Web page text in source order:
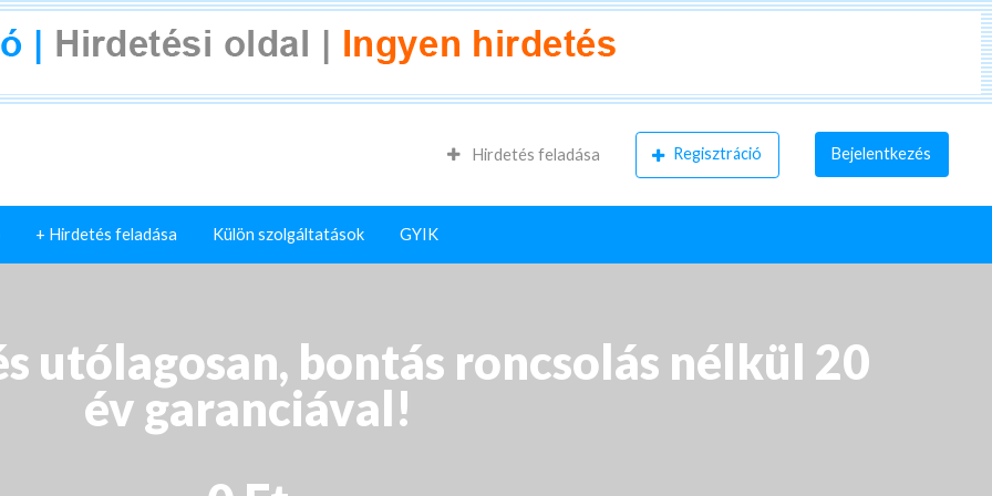
Hirdetés feladása Regisztráció Bejelentkezés
+ Hirdetés feladása Külön szolgáltatások GYIK
utólagosan, bontás roncsolás nélkül 20
év garanciával!